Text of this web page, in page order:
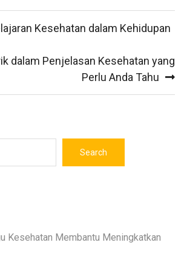
Kesehatan dalam Kehidupan
dalam Penjelasan Kesehatan yang
Perlu Anda Tahu
Search
Kesehatan Membantu Meningkatkan